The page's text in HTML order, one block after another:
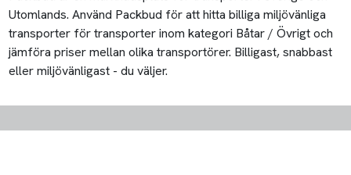
Utomlands. Använd Packbud för att hitta billiga miljövänliga
transporter för transporter inom kategori Båtar / Övrigt och
jämföra priser mellan olika transportörer. Billigast, snabbast
eller miljövänligast - du väljer.